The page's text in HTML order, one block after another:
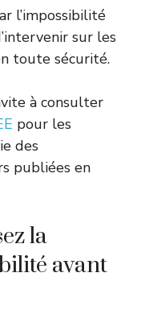
l’impossibilité
sur les
toute sécurité.
à consulter
pour les
des
publiées en
la
avant